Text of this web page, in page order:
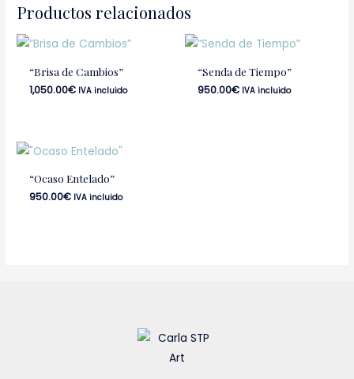
Productos relacionados
“Brisa de Cambios”
1,050.00€ IVA incluido
“Senda de Tiempo”
950.00€ IVA incluido
“Ocaso Entelado”
950.00€ IVA incluido